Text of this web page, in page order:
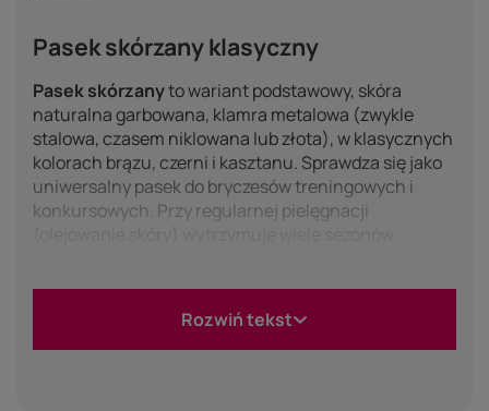
Pasek skórzany klasyczny
Pasek skórzanyto wariant podstawowy, skóra
naturalna garbowana, klamra metalowa (zwykle
stalowa, czasem niklowana lub złota), w klasycznych
kolorach brązu, czerni i kasztanu. Sprawdza się jako
uniwersalny pasek do bryczesów treningowych i
konkursowych. Przy regularnej pielęgnacji
ma elastyczny rdzeń pokryty
taśmą lub materiałem, czasem z dodatkową
Rozwiń tekst